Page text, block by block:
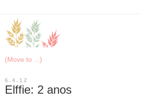
6.4.12
Elffie: 2 anos